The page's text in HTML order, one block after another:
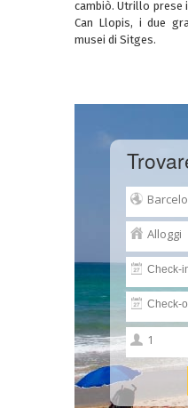
cambiò. Utrillo prese
Can Llopis, i due
musei di Sitges.